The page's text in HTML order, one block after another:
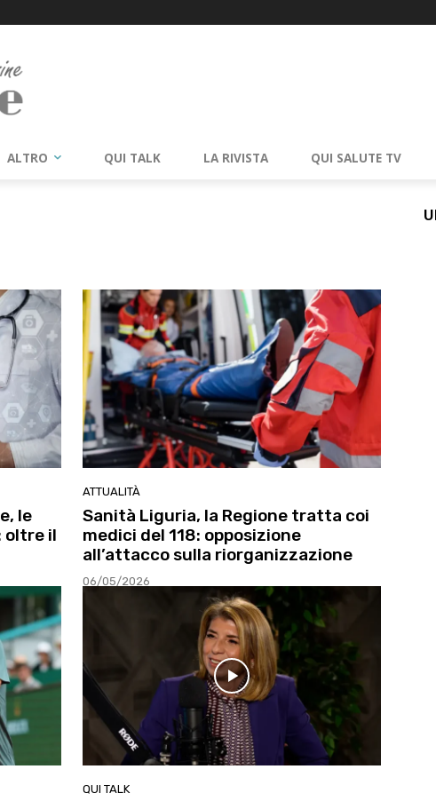
ALTRO QUI TALK LA RIVISTA QUI SALUTE TV
le
oltre il
ATTUALITÀ
Sanità Liguria, la Regione tratta coi
medici del 118: opposizione
all’attacco sulla riorganizzazione
06/05/2026
QUI TALK